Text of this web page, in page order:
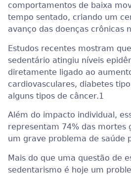
comportamentos de baixa
tempo sentado, criando um
avanço das doenças crônicas
Estudos recentes mostram
sedentário atingiu níveis
diretamente ligado ao
cardiovasculares, diabetes
alguns tipos de câncer.1
Além do impacto individual,
representam 74% das mortes
um grave problema de saúde
Mais do que uma questão de
sedentarismo é hoje um